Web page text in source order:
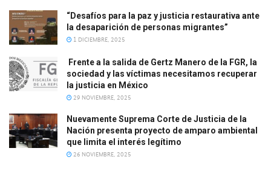
“Desafíos para la paz y justicia restaurativa ante
la desaparición de personas migrantes”
1 DICIEMBRE, 2025
Frente a la salida de Gertz Manero de la FGR, la
sociedad y las víctimas necesitamos recuperar
la justicia en México
29 NOVIEMBRE, 2025
Nuevamente Suprema Corte de Justicia de la
Nación presenta proyecto de amparo ambiental
que limita el interés legítimo
26 NOVIEMBRE, 2025